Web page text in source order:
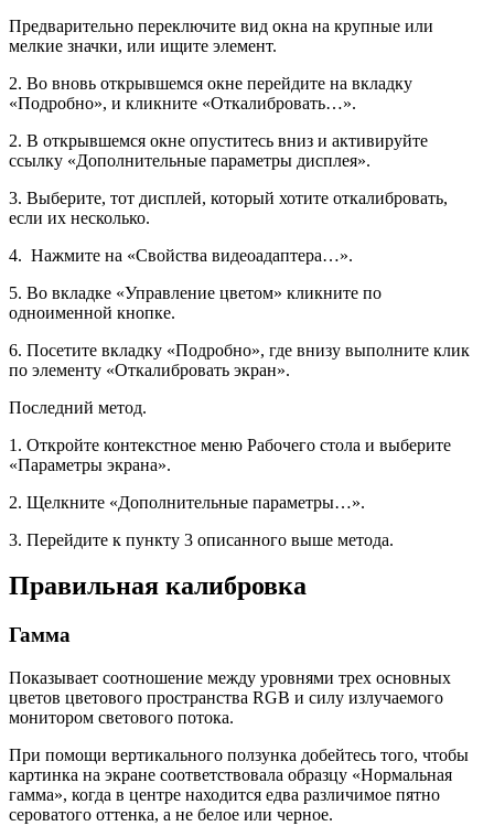
Предварительно переключите вид окна на крупные или
мелкие значки, или ищите элемент.
2. Во вновь открывшемся окне перейдите на вкладку
«Подробно», и кликните «Откалибровать…».
2. В открывшемся окне опуститесь вниз и активируйте
ссылку «Дополнительные параметры дисплея».
3. Выберите, тот дисплей, который хотите откалибровать,
если их несколько.
4. Нажмите на «Свойства видеоадаптера…».
5. Во вкладке «Управление цветом» кликните по
одноименной кнопке.
6. Посетите вкладку «Подробно», где внизу выполните клик
по элементу «Откалибровать экран».
Последний метод.
1. Откройте контекстное меню Рабочего стола и выберите
«Параметры экрана».
2. Щелкните «Дополнительные параметры…».
3. Перейдите к пункту 3 описанного выше метода.
Правильная калибровка
Гамма
Показывает соотношение между уровнями трех основных
цветов цветового пространства RGB и силу излучаемого
монитором светового потока.
При помощи вертикального ползунка добейтесь того, чтобы
картинка на экране соответствовала образцу «Нормальная
гамма», когда в центре находится едва различимое пятно
сероватого оттенка, а не белое или черное.